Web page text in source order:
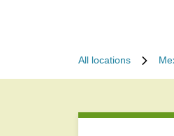
All locations